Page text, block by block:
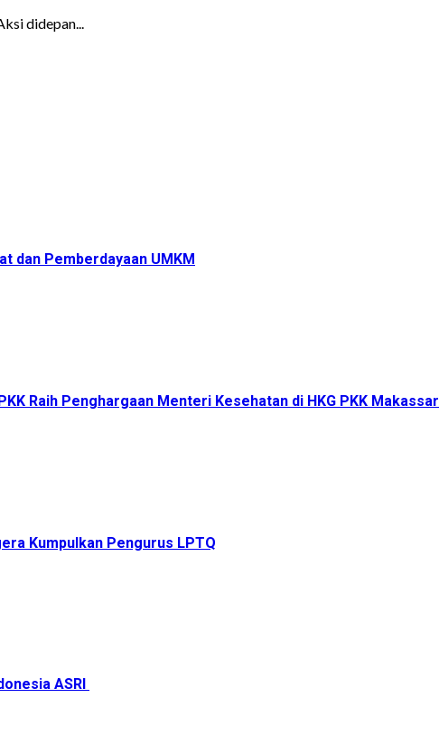
didepan...
dan Pemberdayaan UMKM
Raih Penghargaan Menteri Kesehatan di HKG PKK Makassar
Kumpulkan Pengurus LPTQ
ASRI